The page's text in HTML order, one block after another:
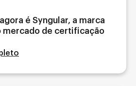
é Syngular, a marca
mercado de certificação